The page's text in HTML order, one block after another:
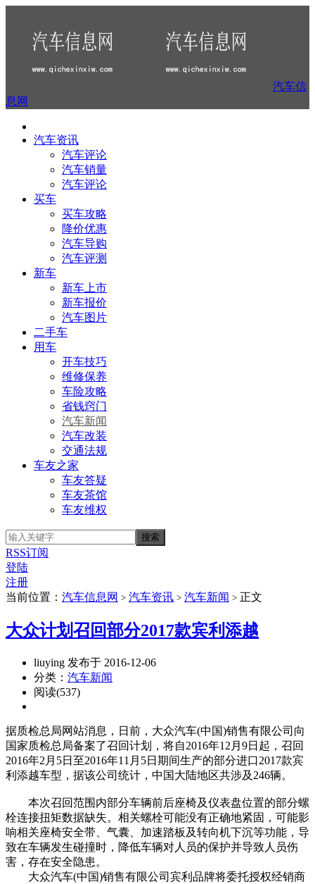
汽车信
息网
汽车资讯
汽车评论
汽车销量
汽车评论
买车
买车攻略
降价优惠
汽车导购
汽车评测
新车
新车上市
新车报价
汽车图片
二手车
用车
开车技巧
维修保养
车险攻略
省钱窍门
汽车新闻
汽车改装
交通法规
车友之家
车友答疑
车友茶馆
车友维权
RSS订阅
登陆
注册
当前位置： 汽车信息网 > 汽车资讯 > 汽车新闻 > 正文
大众计划召回部分2017款宾利添越
liuying 发布于 2016-12-06
分类： 汽车新闻
阅读(537)
据质检总局网站消息，日前，大众汽车(中国)销售有限公司向
国家质检总局备案了召回计划，将自2016年12月9日起，召回
2016年2月5日至2016年11月5日期间生产的部分进口2017款宾
利添越车型，据该公司统计，中国大陆地区共涉及246辆。
本次召回范围内部分车辆前后座椅及仪表盘位置的部分螺
栓连接扭矩数据缺失。相关螺栓可能没有正确地紧固，可能影
响相关座椅安全带、气囊、加速踏板及转向机下沉等功能，导
致在车辆发生碰撞时，降低车辆对人员的保护并导致人员伤
害，存在安全隐患。
大众汽车(中国)销售有限公司宾利品牌将委托授权经销商